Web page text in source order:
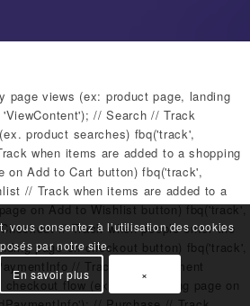
vous consentez à l’utilisation des cookies
par notre site.
En savoir plus ×
page views (ex: product page, landing
// Search // Track
product searches) fbq('track',
when items are added to a shopping
on Add to Cart button) fbq('track',
// Track when items are added to a
on Add to Wishlist button) fbq('track',
// Track when people enter the
page on checkout button) fbq('track',
// Track when payment
flow (ex. click/landing page on